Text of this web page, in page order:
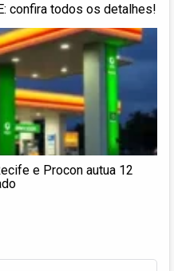
confira todos os detalhes!
e Procon autua 12